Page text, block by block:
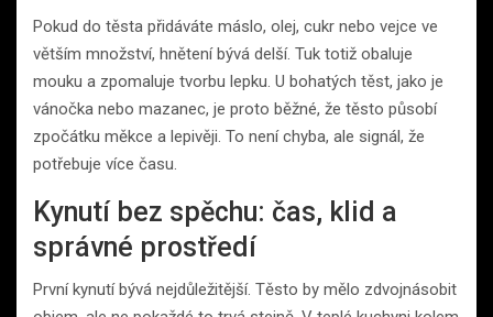
Pokud do těsta přidáváte máslo, olej, cukr nebo vejce ve
větším množství, hnětení bývá delší. Tuk totiž obaluje
mouku a zpomaluje tvorbu lepku. U bohatých těst, jako je
vánočka nebo mazanec, je proto běžné, že těsto působí
zpočátku měkce a lepivěji. To není chyba, ale signál, že
potřebuje více času.
Kynutí bez spěchu: čas, klid a
správné prostředí
První kynutí bývá nejdůležitější. Těsto by mělo zdvojnásobit